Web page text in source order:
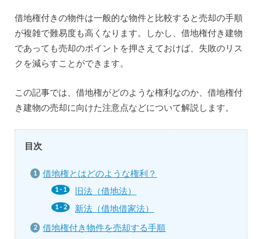
借地権付きの物件は一般的な物件と比較すると売却の手順
が複雑で難易度も高くなります。しかし、借地権付き建物
であっても売却のポイントを押さえておけば、失敗のリス
クを減らすことができます。
この記事では、借地権がどのような権利なのか、借地権付
き建物の売却に向けた注意点などについて解説します。
目次
借地権とはどのような権利？
旧法（借地法）
新法（借地借家法）
借地権付き物件を売却する手順